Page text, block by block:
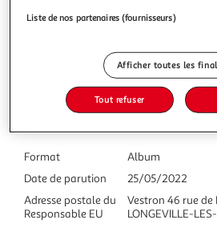
Caractéristiques
Format
Album
Date de parution
25/05/2022
Adresse postale du
Responsable EU
Vestron 46 rue de
LONGEVILLE-
Liste de nos partenaires (fournisseurs)
Afficher toutes les
Tout refuser